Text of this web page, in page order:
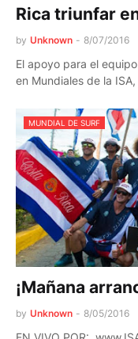
Rica triunfar
by Unknown - 8/07/2016
El apoyo para el
en Mundiales de la
MUNDIAL DE SURF
¡Mañana
by Unknown - 8/05/2016